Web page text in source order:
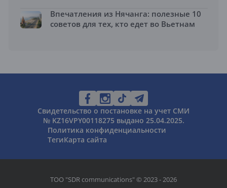
Впечатления из Нячанга: полезные 10
советов для тех, кто едет во Вьетнам
Свидетельство о постановке на учет СМИ
№ KZ16VPY00118275 выдано 25.04.2025.
Политика конфиденциальности
ТегиКарта сайта
ТОО "SDR communications" © 2023 - 2026